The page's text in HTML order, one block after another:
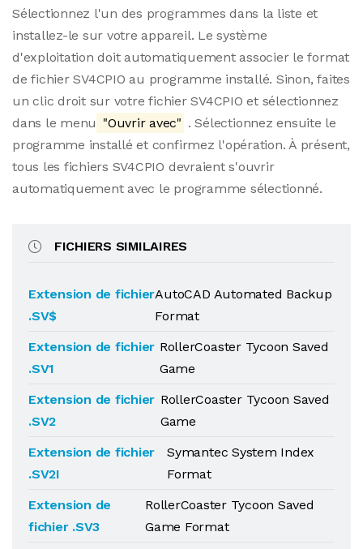
Sélectionnez l'un des programmes dans la liste et
installez-le sur votre appareil. Le système
d'exploitation doit automatiquement associer le format
de fichier SV4CPIO au programme installé. Sinon, faites
un clic droit sur votre fichier SV4CPIO et sélectionnez
dans le menu "Ouvrir avec" . Sélectionnez ensuite le
programme installé et confirmez l'opération. À présent,
tous les fichiers SV4CPIO devraient s'ouvrir
automatiquement avec le programme sélectionné.
FICHIERS SIMILAIRES
Extension de fichier
.SV$
AutoCAD Automated Backup
Format
Extension de fichier
.SV1
RollerCoaster Tycoon Saved
Game
Extension de fichier
.SV2
RollerCoaster Tycoon Saved
Game
Extension de fichier
.SV2I
Symantec System Index
Format
Extension de
fichier .SV3
RollerCoaster Tycoon Saved
Game Format